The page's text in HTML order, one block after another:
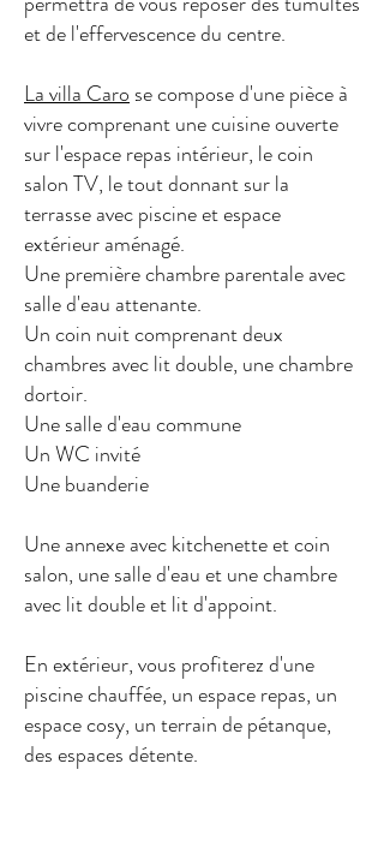
et de l'effervescence du centre.
La villa Caro se compose d'une pièce à
vivre comprenant une cuisine ouverte
sur l'espace repas intérieur, le coin
salon TV, le tout donnant sur la
terrasse avec piscine et espace
extérieur aménagé.
Une première chambre parentale avec
salle d'eau attenante.
Un coin nuit comprenant deux
chambres avec lit double, une chambre
dortoir.
Une salle d'eau commune
Un WC invité
Une buanderie
Une annexe avec kitchenette et coin
salon, une salle d'eau et une chambre
avec lit double et lit d'appoint.
En extérieur, vous profiterez d'une
piscine chauffée, un espace repas, un
espace cosy, un terrain de pétanque,
des espaces détente.